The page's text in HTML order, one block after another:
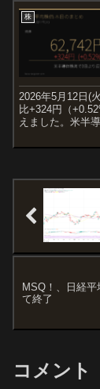
株
2026年5月12日(
比+324円（
えました。米半
MSQ！、日経
て終了
コメント